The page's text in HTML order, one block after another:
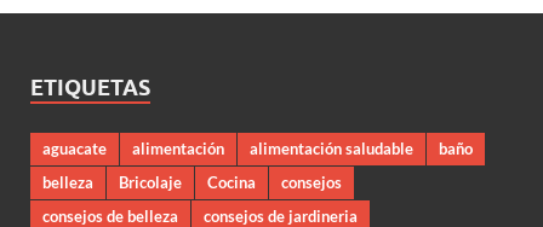
ETIQUETAS
aguacate alimentación alimentación saludable
baño
belleza
Bricolaje Cocina
consejos
consejos de belleza
consejos de jardineria